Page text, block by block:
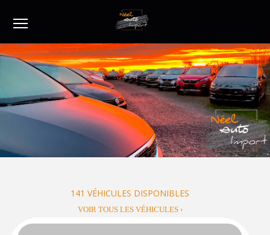
141 VÉHICULES DISPONIBLES
VOIR TOUS LES VÉHICULES ›